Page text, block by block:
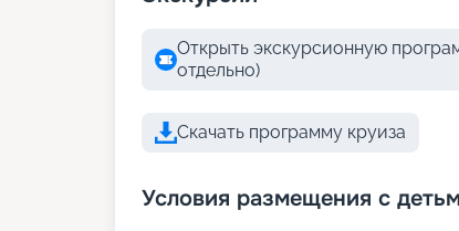
Открыть экскурсионную
отдельно)
Скачать программу круиза
Условия размещения с